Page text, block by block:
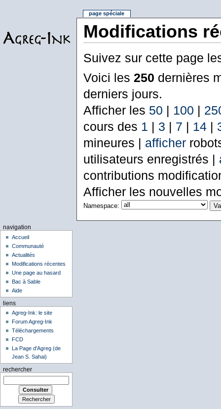
Modifications
Suivez sur cette page
Voici les 250 dernières
derniers jours.
Afficher les 50 | 100 |
cours des 1 | 3 | 7 | 14|
mineures | afficher
utilisateurs enregistrés |
contributions
Afficher les nouvelles
Namespace:
page spéciale
navigation
Accueil
Communauté
Actualités
Modifications récentes
Une page au hasard
Bac à Sable
Aide
liens
Agreg-Ink: le site
Forum Agreg-Ink
Téléchargements
FCD
La Page d'Agreg (de
Jean S. Sahai)
rechercher